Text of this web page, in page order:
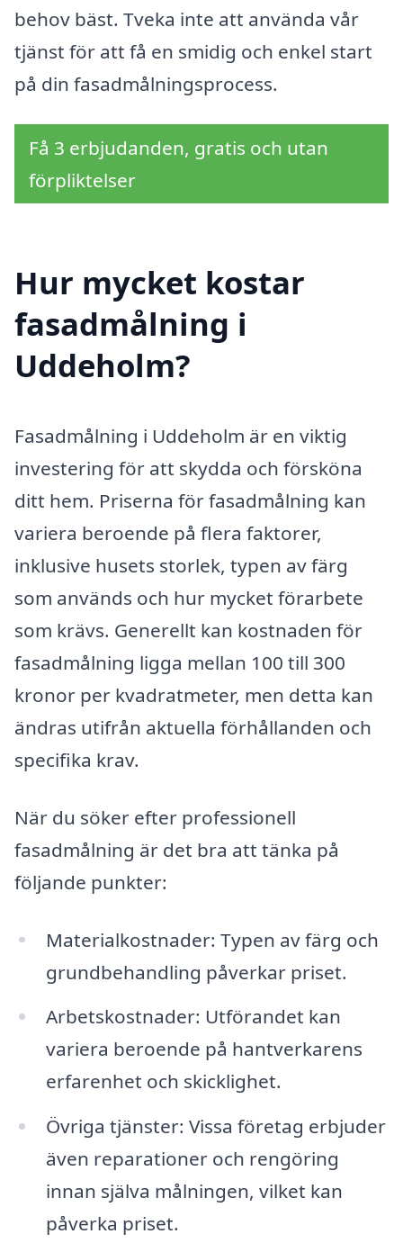
behov bäst. Tveka inte att använda vår
tjänst för att få en smidig och enkel start
på din fasadmålningsprocess.
Få 3 erbjudanden, gratis och utan
förpliktelser
Hur mycket kostar
fasadmålning i
Uddeholm?
Fasadmålning i Uddeholm är en viktig
investering för att skydda och försköna
ditt hem. Priserna för fasadmålning kan
variera beroende på flera faktorer,
inklusive husets storlek, typen av färg
som används och hur mycket förarbete
som krävs. Generellt kan kostnaden för
fasadmålning ligga mellan 100 till 300
kronor per kvadratmeter, men detta kan
ändras utifrån aktuella förhållanden och
specifika krav.
När du söker efter professionell
fasadmålning är det bra att tänka på
följande punkter:
Materialkostnader: Typen av färg och
grundbehandling påverkar priset.
Arbetskostnader: Utförandet kan
variera beroende på hantverkarens
erfarenhet och skicklighet.
Övriga tjänster: Vissa företag erbjuder
även reparationer och rengöring
innan själva målningen, vilket kan
påverka priset.